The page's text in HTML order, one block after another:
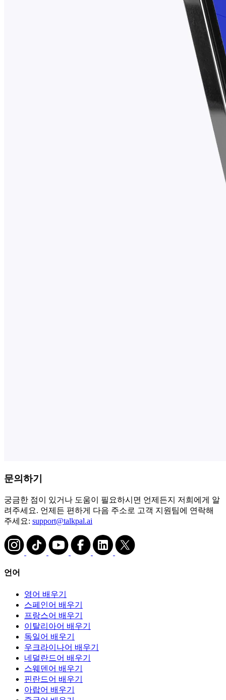
문의하기
궁금한 점이 있거나 도움이 필요하시면 언제든지 저희에게 알
려주세요. 언제든 편하게 다음 주소로 고객 지원팀에 연락해
주세요: support@talkpal.ai
언어
영어 배우기
스페인어 배우기
프랑스어 배우기
이탈리아어 배우기
독일어 배우기
우크라이나어 배우기
네덜란드어 배우기
스웨덴어 배우기
핀란드어 배우기
아랍어 배우기